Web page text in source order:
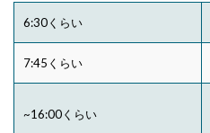
6:30くらい
7:45くらい
~16:00くらい